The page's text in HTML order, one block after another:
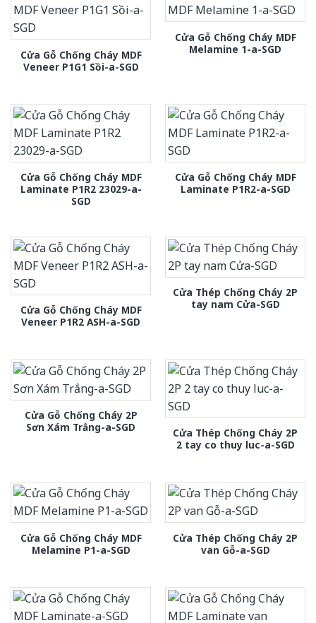
Cửa Gỗ Chống Cháy MDF
Veneer P1G1 Sồi-a-SGD
Cửa Gỗ Chống Cháy MDF
Melamine 1-a-SGD
Cửa Gỗ Chống Cháy MDF
Laminate P1R2 23029-a-
SGD
Cửa Gỗ Chống Cháy MDF
Laminate P1R2-a-SGD
Cửa Gỗ Chống Cháy MDF
Veneer P1R2 ASH-a-SGD
Cửa Thép Chống Cháy 2P
tay nam Cửa-SGD
Cửa Gỗ Chống Cháy 2P
Sơn Xám Trắng-a-SGD
Cửa Thép Chống Cháy 2P
2 tay co thuy luc-a-SGD
Cửa Gỗ Chống Cháy MDF
Melamine P1-a-SGD
Cửa Thép Chống Cháy 2P
van Gỗ-a-SGD